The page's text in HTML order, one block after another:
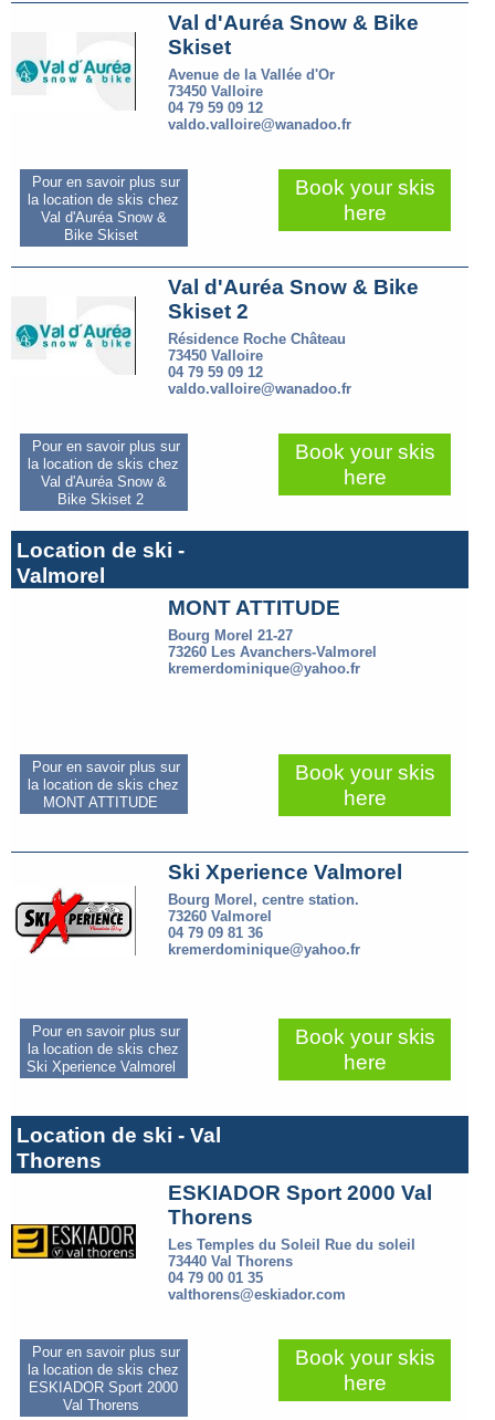
Val d'Auréa Snow & Bike
Skiset
Avenue de la Vallée d'Or
73450 Valloire
04 79 59 09 12
valdo.valloire@wanadoo.fr
Pour en savoir plus sur
la location de skis chez
Val d'Auréa Snow &
Bike Skiset
Book your skis
here
Val d'Auréa Snow & Bike
Skiset 2
Résidence Roche Château
73450 Valloire
04 79 59 09 12
valdo.valloire@wanadoo.fr
Pour en savoir plus sur
la location de skis chez
Val d'Auréa Snow &
Bike Skiset 2
Book your skis
here
Location de ski -
Valmorel
MONT ATTITUDE
Bourg Morel 21-27
73260 Les Avanchers-Valmorel
kremerdominique@yahoo.fr
Pour en savoir plus sur
la location de skis chez
MONT ATTITUDE
Book your skis
here
Ski Xperience Valmorel
Bourg Morel, centre station.
73260 Valmorel
04 79 09 81 36
kremerdominique@yahoo.fr
Pour en savoir plus sur
la location de skis chez
Ski Xperience Valmorel
Book your skis
here
Location de ski - Val
Thorens
ESKIADOR Sport 2000 Val
Thorens
Les Temples du Soleil Rue du soleil
73440 Val Thorens
04 79 00 01 35
valthorens@eskiador.com
Pour en savoir plus sur
la location de skis chez
ESKIADOR Sport 2000
Val Thorens
Book your skis
here